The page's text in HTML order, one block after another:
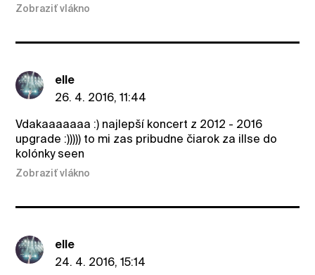
Zobraziť vlákno
elle
26. 4. 2016, 11:44
Vdakaaaaaaa :) najlepší koncert z 2012 - 2016
upgrade :))))) to mi zas pribudne čiarok za illse do
kolónky seen
Zobraziť vlákno
elle
24. 4. 2016, 15:14